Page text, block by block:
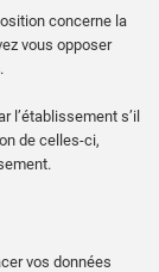
concerne la
vous opposer
l’établissement s’il
de celles-ci,
vos données